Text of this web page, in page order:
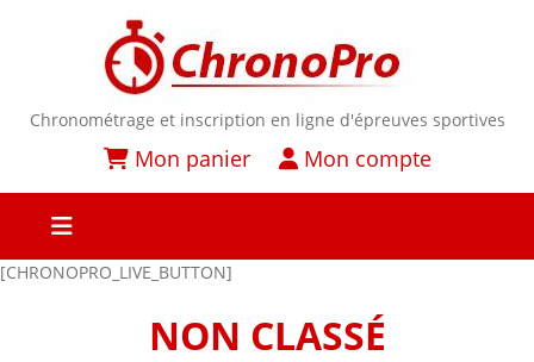
Chronométrage et inscription en ligne d'épreuves sportives
Mon panier Mon compte
[CHRONOPRO_LIVE_BUTTON]
NON CLASSÉ